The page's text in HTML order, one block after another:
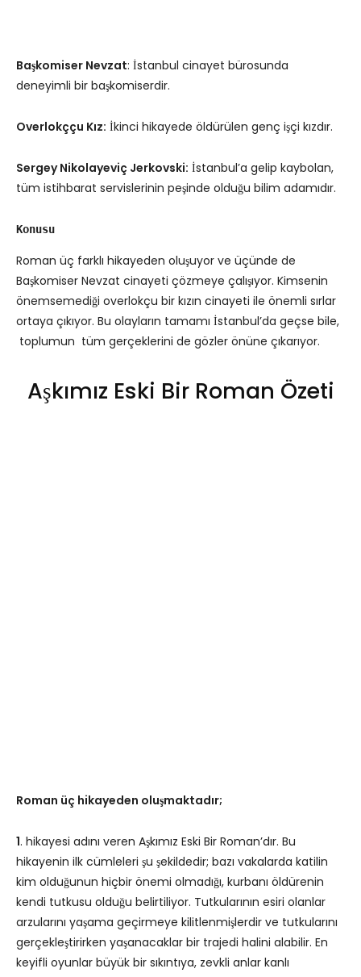
Başkomiser Nevzat: İstanbul cinayet bürosunda
deneyimli bir başkomiserdir.
Overlokççu Kız: İkinci hikayede öldürülen genç işçi kızdır.
Sergey Nikolayeviç Jerkovski: İstanbul’a gelip kaybolan,
tüm istihbarat servislerinin peşinde olduğu bilim adamıdır.
Konusu
Roman üç farklı hikayeden oluşuyor ve üçünde de
Başkomiser Nevzat cinayeti çözmeye çalışıyor. Kimsenin
önemsemediği overlokçu bir kızın cinayeti ile önemli sırlar
ortaya çıkıyor. Bu olayların tamamı İstanbul’da geçse bile,
toplumun tüm gerçeklerini de gözler önüne çıkarıyor.
Aşkımız Eski Bir Roman Özeti
Roman üç hikayeden oluşmaktadır;
1. hikayesi adını veren Aşkımız Eski Bir Roman’dır. Bu
hikayenin ilk cümleleri şu şekildedir; bazı vakalarda katilin
kim olduğunun hiçbir önemi olmadığı, kurbanı öldürenin
kendi tutkusu olduğu belirtiliyor. Tutkularının esiri olanlar
arzularını yaşama geçirmeye kilitlenmişlerdir ve tutkularını
gerçekleştirirken yaşanacaklar bir trajedi halini alabilir. En
keyifli oyunlar büyük bir sıkıntıya, zevkli anlar kanlı